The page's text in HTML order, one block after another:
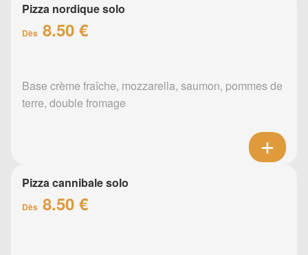
Pizza nordique solo
Dès 8.50 €
Base crème fraîche, mozzarella, saumon, pommes de
terre, double fromage
Pizza cannibale solo
Dès 8.50 €